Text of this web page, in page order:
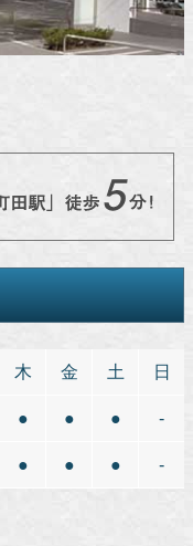
木 金 土 日
● ● ● -
● ● ● -